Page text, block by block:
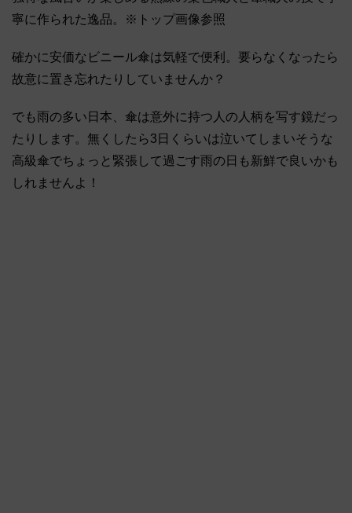
寧に作られた逸品。※トップ画像参照
確かに安価なビニール傘は気軽で便利。要らなくなったら
故意に置き忘れたりしていませんか？
でも雨の多い日本、傘は意外に持つ人の人柄を写す鏡だっ
たりします。無くしたら3日くらいは泣いてしまいそうな
高級傘でちょっと緊張して過ごす雨の日も新鮮で良いかも
しれませんよ！